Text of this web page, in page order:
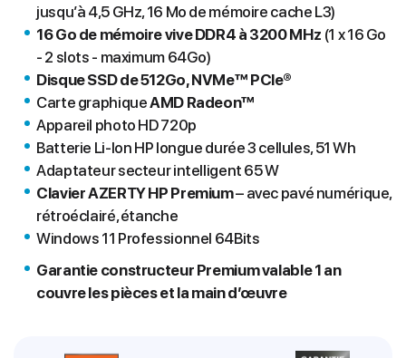
jusqu’à 4,5 GHz, 16 Mo de mémoire cache L3)
16 Go de mémoire vive DDR4 à 3200 MHz (1 x 16 Go
- 2 slots - maximum 64Go)
Disque SSD de 512Go, NVMe™ PCIe®
Carte graphiqueAMD Radeon™
Appareil photo HD 720p
Batterie Li-Ion HP longue durée 3 cellules, 51 Wh
Adaptateur secteur intelligent 65 W
Clavier AZERTY HP Premium– avec pavé numérique,
rétroéclairé, étanche
Windows 11 Professionnel 64Bits
Garantie constructeur Premium valable 1 an
couvre les pièces et la main d’œuvre